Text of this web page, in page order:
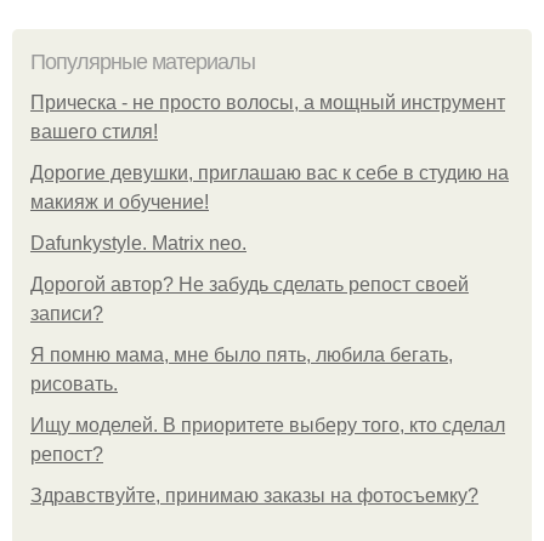
Популярные материалы
Прическа - не просто волосы, а мощный инструмент
вашего стиля!
Дорогие девушки, приглашаю вас к себе в студию на
макияж и обучение!
Dafunkystyle. Matrix neo.
Дорогой автор? Не забудь сделать репост своей
записи?
Я помню мама, мне было пять, любила бегать,
рисовать.
Ищу моделей. В приоритете выберу того, кто сделал
репост?
Здравствуйте, принимаю заказы на фотосъемку?